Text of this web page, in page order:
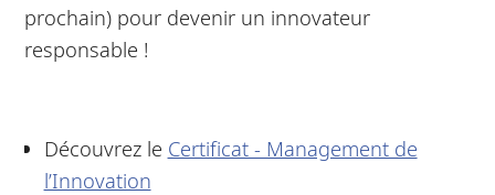
prochain) pour devenir un innovateur
responsable !
Découvrez le Certificat - Management de
l’Innovation